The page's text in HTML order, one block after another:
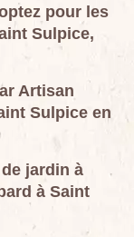
pour les
Sulpice,
Artisan
Sulpice en
jardin à
à Saint